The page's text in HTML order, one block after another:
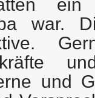
ein
war.
und